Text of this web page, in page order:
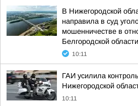
В Нижегородской
направила в суд
мошенничестве в
Белгородской области
10:11
ГАИ усилила
Нижегородской
10:11